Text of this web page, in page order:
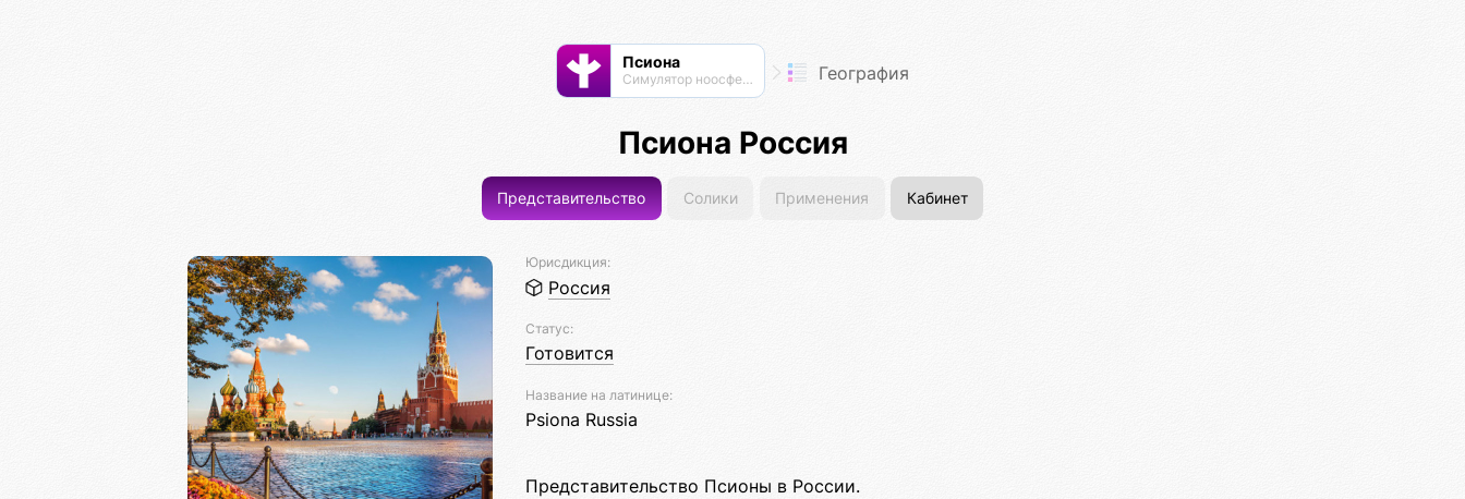
Псиона
Cимулятор ноосферы География
Псиона Россия
Представительство Солики Применения Кабинет
Юрисдикция:
Россия
Статус:
Готовится
Название на латинице:
Psiona Russia
Представительство Псионы в России.